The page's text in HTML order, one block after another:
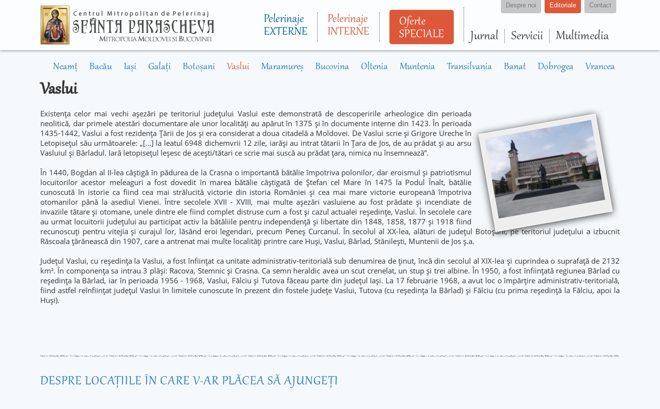
conţinutul
principal
Pelerinaje
EXTERNE
Pelerinaje
INTERNE
Oferte
SPECIALE
Despre noi Editoriale Contact
Jurnal Servicii Multimedia
Neamț Bacău Iași Galați Botoșani Vaslui Maramureș Bucovina Oltenia Muntenia Transilvania Banat Dobrogea Vrancea
Vaslui
Existența celor mai vechi așezări pe teritoriul județului Vaslui este demonstrată de descoperirile arheologice din perioada
neolitică, dar primele atestări documentare ale unor localități au apărut în 1375 și în documente interne din 1423. În perioada
1435-1442, Vaslui a fost rezidența Țării de Jos și era considerat a doua citadelă a Moldovei. De Vaslui scrie și Grigore Ureche în
Letopisețul său următoarele: „[...] la leatul 6948 dichemvrii 12 zile, iarăși au intrat tătarii în Țara de Jos, de au prădat și au arsu
Vasluiul și Bârladul. Iară letopisețul leșesc de acești/tătari ce scrie mai suscă au prădat țara, nimica nu însemnează”.
În 1440, Bogdan al II-lea câștigă în pădurea de la Crasna o importantă bătălie împotriva polonilor, dar eroismul și patriotismul
locuitorilor acestor meleaguri a fost dovedit în marea bătălie câștigată de Ștefan cel Mare în 1475 la Podul Înalt, bătălie
cunoscută în istorie ca fiind cea mai strălucită victorie din istoria României și cea mai mare victorie europeană împotriva
otomanilor până la asediul Vienei. Între secolele XVII - XVIII, mai multe așezări vasluiene au fost prădate și incendiate de
invaziile tătare și otomane, unele dintre ele fiind complet distruse cum a fost și cazul actualei reședințe, Vaslui. În secolele care
au urmat locuitorii județului au participat activ la bătăliile pentru independență și libertate din 1848, 1858, 1877 și 1918 fiind
recunoscuți pentru vitejia și curajul lor, lăsând eroi legendari, precum Peneș Curcanul. În secolul al XX-lea, alături de județul Botoșani, pe teritoriul județului a izbucnit
Răscoala țărănească din 1907, care a antrenat mai multe localități printre care Huși, Vaslui, Bârlad, Stănilești, Muntenii de Jos ș.a.
Județul Vaslui, cu reședința la Vaslui, a fost înființat ca unitate administrativ-teritorială sub denumirea de ținut, încă din secolul al XIX-lea și cuprindea o suprafață de 2132
km². În componența sa intrau 3 plăși: Racova, Stemnic și Crasna. Ca semn heraldic avea un scut crenelat, un stup și trei albine. În 1950, a fost înființată regiunea Bârlad cu
reședința la Bârlad, iar în perioada 1956 - 1968, Vaslui, Fălciu și Tutova făceau parte din județul Iași. La 17 februarie 1968, a avut loc o împărțire administrativ-teritorială,
fiind astfel reînființat județul Vaslui în limitele cunoscute în prezent din fostele județe Vaslui, Tutova (cu reședința la Bârlad) și Fălciu (cu prima reședință la Fălciu, apoi la
Huși).
DESPRE LOCAŢIILE ÎN CARE V-AR PLĂCEA SĂ AJUNGEŢI